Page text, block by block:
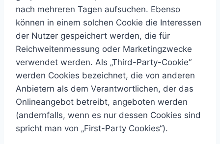
nach mehreren Tagen aufsuchen. Ebenso
können in einem solchen Cookie die Interessen
der Nutzer gespeichert werden, die für
Reichweitenmessung oder Marketingzwecke
verwendet werden. Als „Third-Party-Cookie“
werden Cookies bezeichnet, die von anderen
Anbietern als dem Verantwortlichen, der das
Onlineangebot betreibt, angeboten werden
(andernfalls, wenn es nur dessen Cookies sind
spricht man von „First-Party Cookies“).